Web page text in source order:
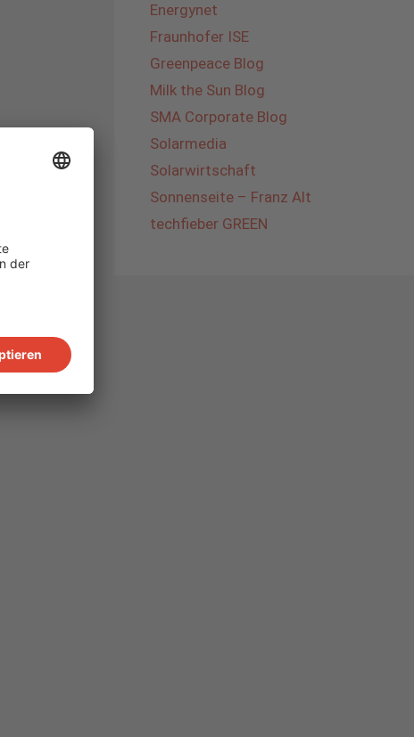
Energynet
Fraunhofer ISE
Greenpeace Blog
Milk the Sun Blog
SMA Corporate Blog
Solarmedia
Solarwirtschaft
Sonnenseite – Franz Alt
techfieber GREEN